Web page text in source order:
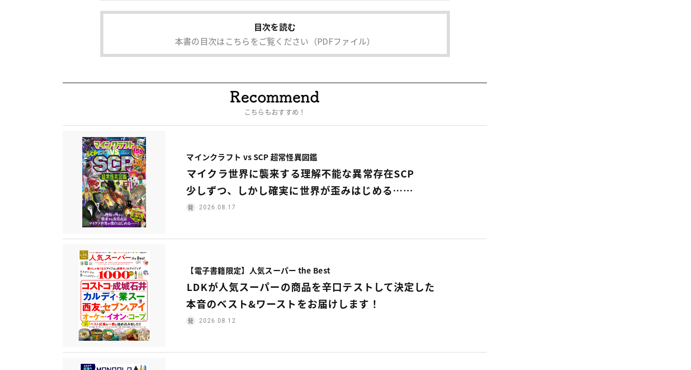
目次を読む
本書の目次はこちらをご覧ください （PDFファイル）
こちらもおすすめ！
マインクラフト vs SCP 超常怪異図鑑
マイクラ世界に襲来する理解不能な異常存在SCP
少しずつ、しかし確実に世界が歪みはじめる……
2026.08.17
【電子書籍限定】人気スーパー the Best
LDKが人気スーパーの商品を辛口テストして決定した
本音のベスト&ワーストをお届けします！
2026.08.12